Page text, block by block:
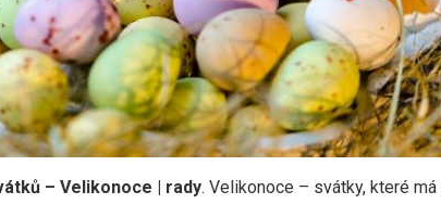
– Velikonoce | rady. Velikonoce – svátky, které má